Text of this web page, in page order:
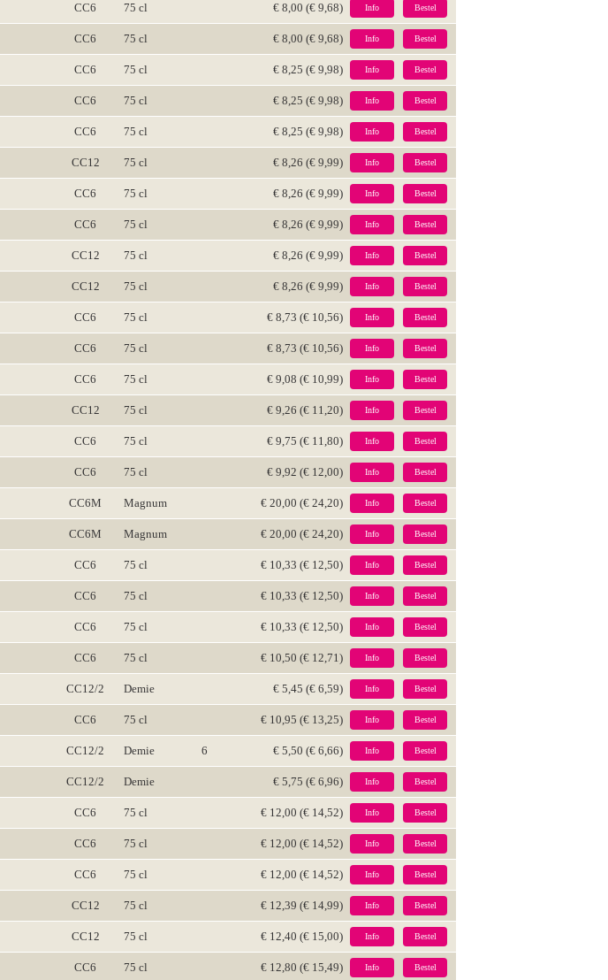
CC6 75 cl € 8,00 (€ 9,68) Info Bestel
CC6 75 cl € 8,00 (€ 9,68) Info Bestel
CC6 75 cl € 8,25 (€ 9,98) Info Bestel
CC6 75 cl € 8,25 (€ 9,98) Info Bestel
CC6 75 cl € 8,25 (€ 9,98) Info Bestel
CC12 75 cl € 8,26 (€ 9,99) Info Bestel
CC6 75 cl € 8,26 (€ 9,99) Info Bestel
CC6 75 cl € 8,26 (€ 9,99) Info Bestel
CC12 75 cl € 8,26 (€ 9,99) Info Bestel
CC12 75 cl € 8,26 (€ 9,99) Info Bestel
CC6 75 cl € 8,73 (€ 10,56) Info Bestel
CC6 75 cl € 8,73 (€ 10,56) Info Bestel
CC6 75 cl € 9,08 (€ 10,99) Info Bestel
CC12 75 cl € 9,26 (€ 11,20) Info Bestel
CC6 75 cl € 9,75 (€ 11,80) Info Bestel
CC6 75 cl € 9,92 (€ 12,00) Info Bestel
CC6M Magnum € 20,00 (€ 24,20) Info Bestel
CC6M Magnum € 20,00 (€ 24,20) Info Bestel
CC6 75 cl € 10,33 (€ 12,50) Info Bestel
CC6 75 cl € 10,33 (€ 12,50) Info Bestel
CC6 75 cl € 10,33 (€ 12,50) Info Bestel
CC6 75 cl € 10,50 (€ 12,71) Info Bestel
CC12/2 Demie € 5,45 (€ 6,59) Info Bestel
CC6 75 cl € 10,95 (€ 13,25) Info Bestel
CC12/2 Demie 6 € 5,50 (€ 6,66) Info Bestel
CC12/2 Demie € 5,75 (€ 6,96) Info Bestel
CC6 75 cl € 12,00 (€ 14,52) Info Bestel
CC6 75 cl € 12,00 (€ 14,52) Info Bestel
CC6 75 cl € 12,00 (€ 14,52) Info Bestel
CC12 75 cl € 12,39 (€ 14,99) Info Bestel
CC12 75 cl € 12,40 (€ 15,00) Info Bestel
CC6 75 cl € 12,80 (€ 15,49) Info Bestel